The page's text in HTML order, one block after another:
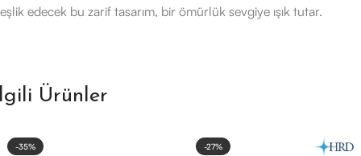
eşlik edecek bu zarif tasarım, bir ömürlük sevgiye ışık tutar.
Ürünler
-35% -27%